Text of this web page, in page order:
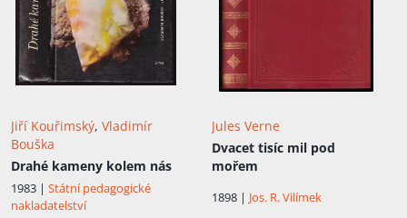
Jiří Kouřimský, Vladimír
Bouška
Drahé kameny kolem nás
1983 | Státní pedagogické
nakladatelství
Jules Verne
Dvacet tisíc mil pod
mořem
1898 | Jos. R. Vilímek